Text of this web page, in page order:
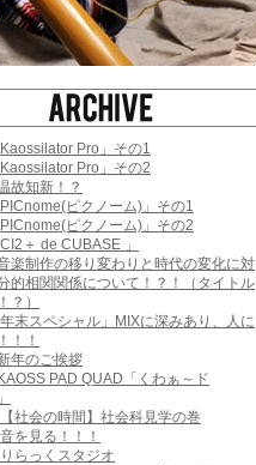
Pro」その1
Pro」その2
知新！？
ピクノーム)」その1
ピクノーム)」その2
＋ de CUBASE 」
制作の移り変わりと時代の変化に対
的相関関係について！？！（タイトル
？）
末スペシャル」MIXに深みあり、人に
！！
年のご挨拶
PAD QUAD「くわぁ～ド
社会の時間】社会科見学の巻
を見る！！！
らっくスタジオ